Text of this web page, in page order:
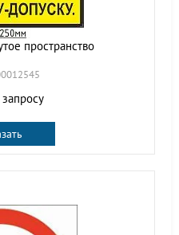
пространство